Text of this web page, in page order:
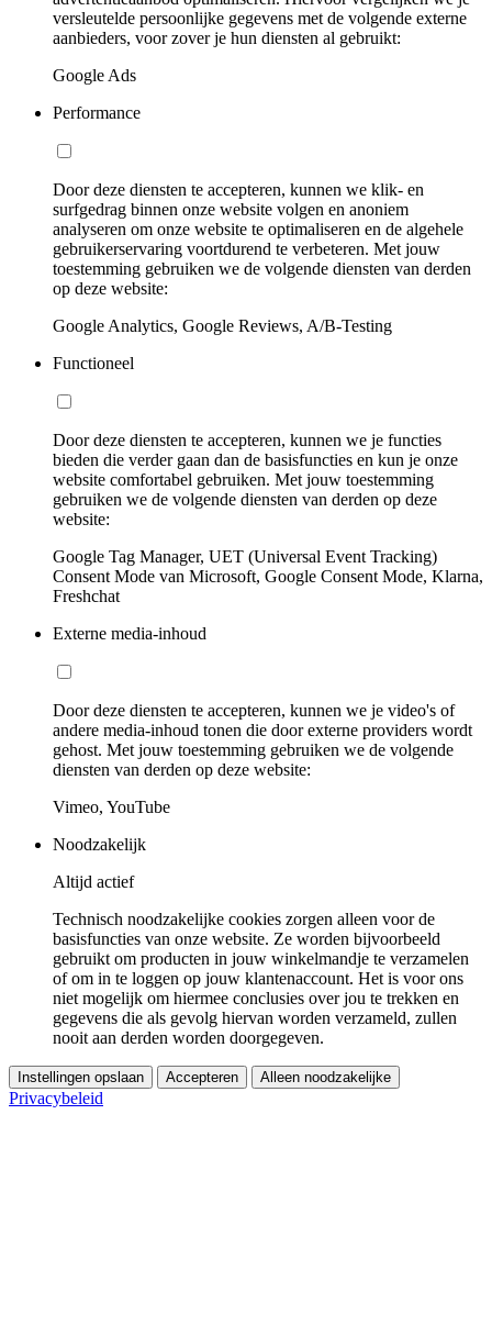
versleutelde persoonlijke gegevens met de volgende externe
aanbieders, voor zover je hun diensten al gebruikt:
Google Ads
Performance
Door deze diensten te accepteren, kunnen we klik- en
surfgedrag binnen onze website volgen en anoniem
analyseren om onze website te optimaliseren en de algehele
gebruikerservaring voortdurend te verbeteren. Met jouw
toestemming gebruiken we de volgende diensten van derden
op deze website:
Google Analytics, Google Reviews, A/B-Testing
Functioneel
Door deze diensten te accepteren, kunnen we je functies
bieden die verder gaan dan de basisfuncties en kun je onze
website comfortabel gebruiken. Met jouw toestemming
gebruiken we de volgende diensten van derden op deze
website:
Google Tag Manager, UET (Universal Event Tracking)
Consent Mode van Microsoft, Google Consent Mode, Klarna,
Freshchat
Externe media-inhoud
Door deze diensten te accepteren, kunnen we je video's of
andere media-inhoud tonen die door externe providers wordt
gehost. Met jouw toestemming gebruiken we de volgende
diensten van derden op deze website:
Vimeo, YouTube
Noodzakelijk
Altijd actief
Technisch noodzakelijke cookies zorgen alleen voor de
basisfuncties van onze website. Ze worden bijvoorbeeld
gebruikt om producten in jouw winkelmandje te verzamelen
of om in te loggen op jouw klantenaccount. Het is voor ons
niet mogelijk om hiermee conclusies over jou te trekken en
gegevens die als gevolg hiervan worden verzameld, zullen
nooit aan derden worden doorgegeven.
Instellingen opslaan Accepteren Alleen noodzakelijke
Privacybeleid